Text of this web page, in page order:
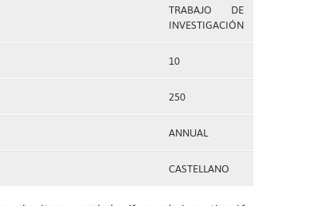
TRABAJO DE
INVESTIGACIÓN
10
250
ANNUAL
CASTELLANO